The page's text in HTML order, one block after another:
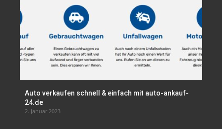
Auto verkaufen schnell & einfach mit auto-ankauf-
24.de
2. Januar 2023